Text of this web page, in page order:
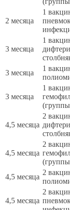
2 месяца
1
3 месяца
1
3 месяца
1
3 месяца
1
4,5 месяца
2
4,5 месяца
2
4,5 месяца
2
4,5 месяца
2